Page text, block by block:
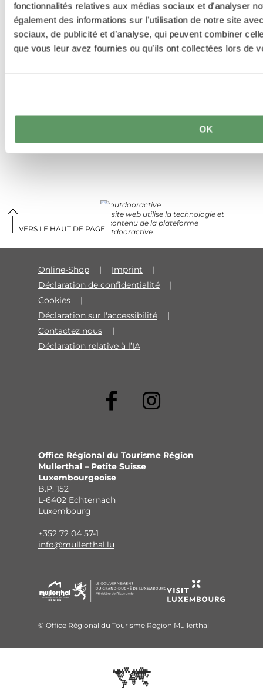
fonctionnalités relatives aux médias sociaux et d'analyser
également des informations sur l'utilisation de notre site
sociaux, de publicité et d'analyse, qui peuvent combiner
que vous leur avez fournies ou qu'ils ont collectées lors de
OK
Fermé- Ce tour est actuellement
fermé !
Distance: 10,99 km
Durée: 3:15 h
Distance
Durée:
en
Ce site web utilise la technologie et
le contenu de la plateforme
Outdooractive.
Online-Shop
Imprint
Déclaration de confidentialité
Cookies
Déclaration sur l'accessibilité
Contactez nous
Déclaration relative à l’IA
Office Régional du Tourisme Région
Mullerthal – Petite Suisse
Luxembourgeoise
B.P. 152
L-6402 Echternach
Luxembourg
+352 72 04 57-1
info@mullerthal.lu
© Office Régional du Tourisme Région Mullerthal
VERS LE HAUT DE PAGE